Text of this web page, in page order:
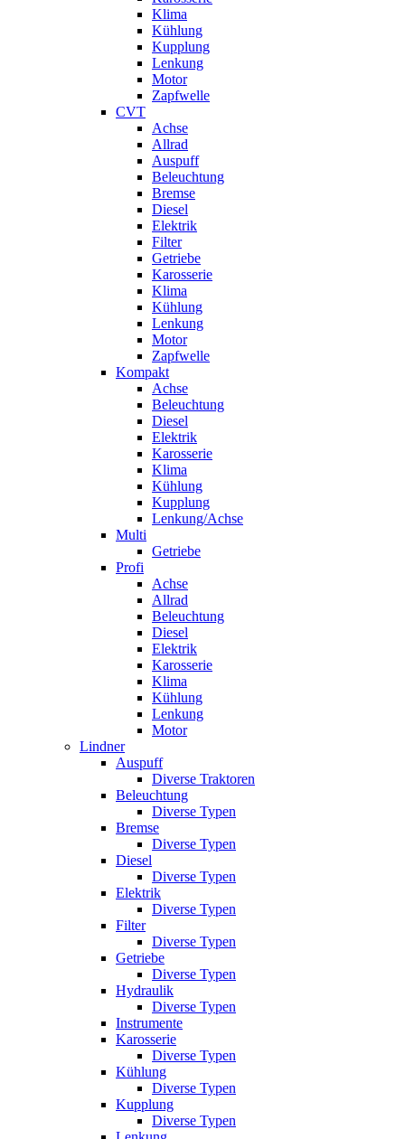
Klima
Kühlung
Kupplung
Lenkung
Motor
Zapfwelle
CVT
Achse
Allrad
Auspuff
Beleuchtung
Bremse
Diesel
Elektrik
Filter
Getriebe
Karosserie
Klima
Kühlung
Lenkung
Motor
Zapfwelle
Kompakt
Achse
Beleuchtung
Diesel
Elektrik
Karosserie
Klima
Kühlung
Kupplung
Lenkung/Achse
Multi
Getriebe
Profi
Achse
Allrad
Beleuchtung
Diesel
Elektrik
Karosserie
Klima
Kühlung
Lenkung
Motor
Lindner
Auspuff
Diverse Traktoren
Beleuchtung
Diverse Typen
Bremse
Diverse Typen
Diesel
Diverse Typen
Elektrik
Diverse Typen
Filter
Diverse Typen
Getriebe
Diverse Typen
Hydraulik
Diverse Typen
Instrumente
Karosserie
Diverse Typen
Kühlung
Diverse Typen
Kupplung
Diverse Typen